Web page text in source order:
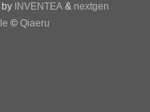
INVENTEA & nextgen
© Qiaeru